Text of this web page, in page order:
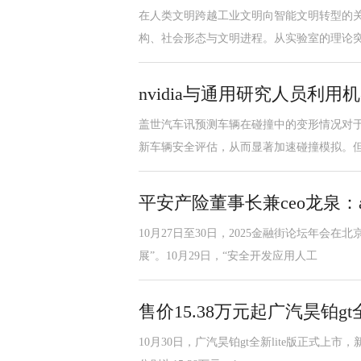
在人类文明跨越工业文明向智能文明转型的
构、社会形态与文明进程。从实验室的理论
nvidia与通用研究人员利用
盖世汽车讯预测车辆在碰撞中的变形情况对
新车辆安全评估，从而显著加速碰撞模拟。
平安产险董事长兼ceo龙泉
10月27日至30日，2025金融街论坛年会在
展”。10月29日，“安全开发应用人工
售价15.38万元起广汽昊铂gt
10月30日，广汽昊铂gt全新lite版正式上市